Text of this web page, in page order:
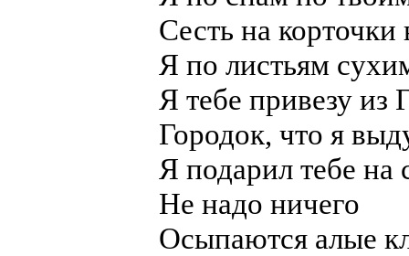
Сесть на корточки
Я по листьям
Я тебе привезу из
Городок, что я
Я подарил тебе на
Не надо ничего
Осыпаются алые